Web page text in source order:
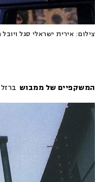
צילום: אירית ישראלי סגל ויובל
המשקפיים של ממבוש